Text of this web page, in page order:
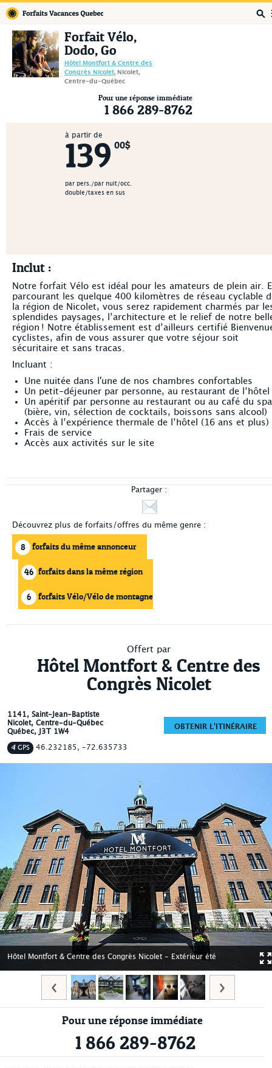
Forfait Vélo,
Dodo, Go
Hôtel Montfort & Centre des
Congrès Nicolet, Nicolet,
Centre-du-Québec
Pour une réponse immédiate
1 866 289-8762
à partir de
139 00$
par pers./par nuit/occ.
double/taxes en sus
Inclut :
Notre forfait Vélo est idéal pour les amateurs de plein air.
parcourant les quelque 400 kilomètres de réseau cyclable
la région de Nicolet, vous serez rapidement charmés par
splendides paysages, l’architecture et le relief de notre
région ! Notre établissement est d’ailleurs certifié
cyclistes, afin de vous assurer que votre séjour soit
sécuritaire et sans tracas.
Incluant :
Une nuitée dans l'une de nos chambres confortables
Un petit-déjeuner par personne, au restaurant de l’hôtel
Un apéritif par personne au restaurant ou au café du spa
(bière, vin, sélection de cocktails, boissons sans alcool)
Accès à l’expérience thermale de l’hôtel (16 ans et plus)
Frais de service
Accès aux activités sur le site
Partager :
Découvrez plus de forfaits/offres du même genre :
8 forfaits du même annonceur
46 forfaits dans la même région
6 forfaits Vélo/Vélo de montagne
Offert par
Hôtel Montfort & Centre des
Congrès Nicolet
1141, Saint-Jean-Baptiste
Nicolet, Centre-du-Québec
Québec, J3T 1W4
GPS 46.232185, -72.635733
OBTENIR L'ITINÉRAIRE
Hôtel Montfort & Centre des Congrès Nicolet - Extérieur été
Pour une réponse immédiate
1 866 289-8762